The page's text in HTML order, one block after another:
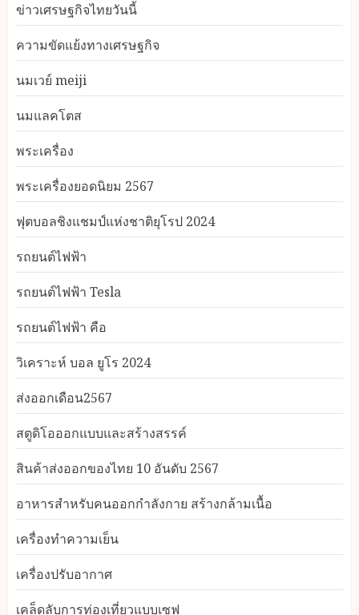
ข่าวเศรษฐกิจไทยวันนี้
ความขัดแย้งทางเศรษฐกิจ
นมเวย์ meiji
นมแลคโตส
พระเครื่อง
พระเครื่องยอดนิยม 2567
ฟุตบอลชิงแชมป์แห่งชาติยุโรป 2024
รถยนต์ไฟฟ้า
รถยนต์ไฟฟ้า Tesla
รถยนต์ไฟฟ้า คือ
วิเคราะห์ บอล ยูโร 2024
ส่งออกเดือน2567
สตูดิโอออกแบบและสร้างสรรค์
สินค้าส่งออกของไทย 10 อันดับ 2567
อาหารสําหรับคนออกกําลังกาย สร้างกล้ามเนื้อ
เครื่องทำความเย็น
เครื่องปรับอากาศ
เคล็ดลับการท่องเที่ยวแบบเซฟ